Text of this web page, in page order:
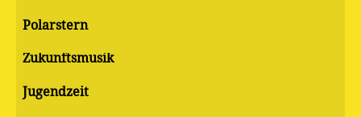
Polarstern
Zukunftsmusik
Jugendzeit